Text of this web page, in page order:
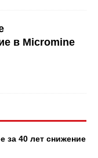
в Micromine
за 40 лет снижение